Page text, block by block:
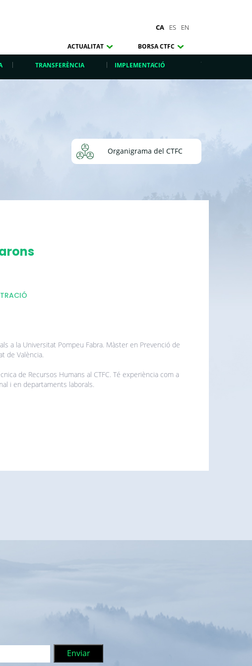
CA ES EN
ACTUALITAT BORSA CTFC
TRANSFERÈNCIA IMPLEMENTACIÓ
Organigrama del CTFC
a la Universitat Pompeu Fabra. Màster en Prevenció de
de València.
de Recursos Humans al CTFC. Té experiència com a
i en departaments laborals.